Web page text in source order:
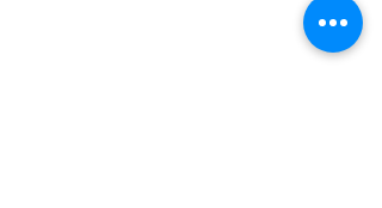
info@lafpfm.ca
ext. 201